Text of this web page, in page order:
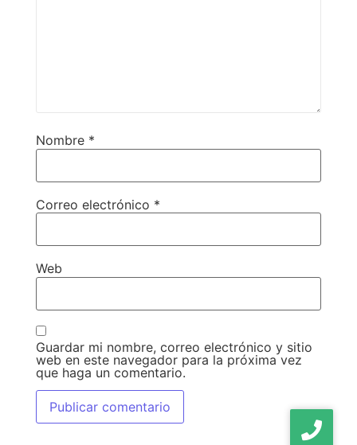
Nombre *
Correo electrónico *
Web
Guardar mi nombre, correo electrónico y sitio
web en este navegador para la próxima vez
que haga un comentario.